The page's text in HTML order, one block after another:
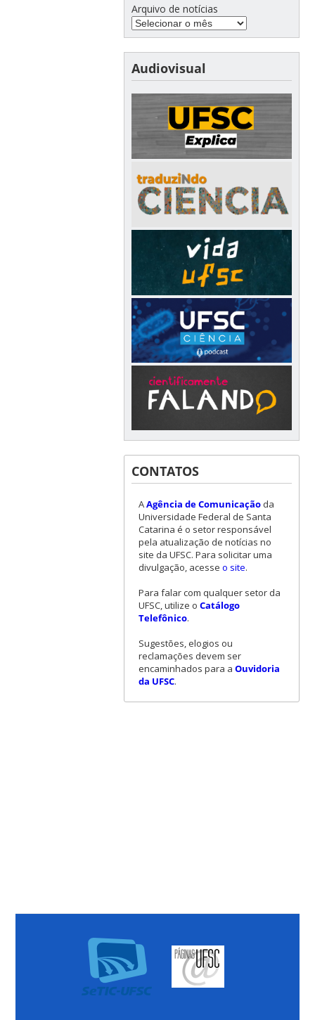
Arquivo de notícias
Audiovisual
CONTATOS
AAgência de Comunicaçãoda
Universidade Federal de Santa
Catarina é o setor responsável
pela atualização de notícias no
site da UFSC. Para solicitar uma
divulgação, acesse o site.
Para falar com qualquer setor da
UFSC, utilize o Catálogo
Telefônico.
Sugestões, elogios ou
reclamações devem ser
encaminhados para a Ouvidoria
da UFSC.